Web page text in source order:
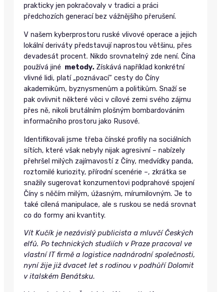
prakticky jen pokračovaly v tradici a práci
předchozích generací bez vážnějšího přerušení.
V našem kyberprostoru ruské vlivové operace a jejich
lokální deriváty představují naprostou většinu, přes
devadesát procent. Nikdo srovnatelný zde není. Čína
používá jiné metody. Získává například konkrétní
vlivné lidi, platí „poznávací“ cesty do Číny
akademikům, byznysmenům a politikům. Snaží se
pak ovlivnit některé věci v cílové zemi svého zájmu
přes ně, nikoli brutálním plošným bombardováním
informačního prostoru jako Rusové.
Identifikovali jsme třeba čínské profily na sociálních
sítích, které však nebyly nijak agresivní – nabízely
přehršel milých zajímavostí z Číny, medvídky panda,
roztomilé kuriozity, přírodní scenérie –, zkrátka se
snažily sugerovat konzumentovi podprahové spojení
Číny s něčím milým, úžasným, mírumilovným. Je to
také cílená manipulace, ale s ruskou se nedá srovnat
co do formy ani kvantity.
Vít Kučík je nezávislý publicista a mluvčí Českých
elfů. Po technických studiích v Praze pracoval ve
vlastní IT firmě a logistice nadnárodní společnosti,
nyní žije již dvacet let s rodinou v podhůří Dolomit
v italském Benátsku.